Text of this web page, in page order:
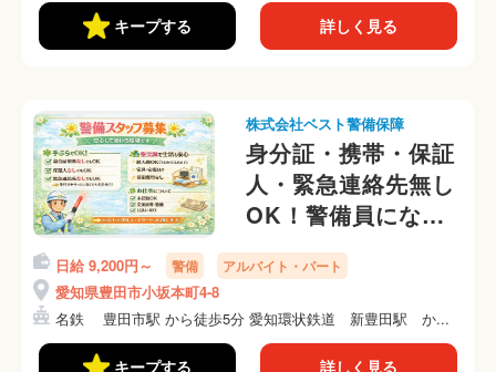
キープする 詳しく見る
株式会社ベスト警備保障
身分証・携帯・保証
人・緊急連絡先無し
OK！警備員になろ
う！！
日給 9,200円～ 警備 アルバイト・パート
愛知県豊田市小坂本町4-8
名鉄 豊田市駅 から徒歩5分 愛知環状鉄道 新豊田駅 か...
キープする 詳しく見る